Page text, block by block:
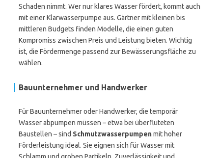
Schaden nimmt. Wer nur klares Wasser fördert, kommt auch
mit einer Klarwasserpumpe aus. Gärtner mit kleinen bis
mittleren Budgets finden Modelle, die einen guten
Kompromiss zwischen Preis und Leistung bieten. Wichtig
ist, die Fördermenge passend zur Bewässerungsfläche zu
wählen.
Bauunternehmer und Handwerker
Für Bauunternehmer oder Handwerker, die temporär
Wasser abpumpen müssen – etwa bei überfluteten
Baustellen – sind Schmutzwasserpumpenmit hoher
Förderleistung ideal. Sie eignen sich für Wasser mit